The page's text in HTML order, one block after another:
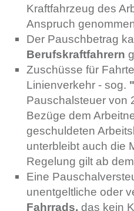
Kraftfahrzeug des
Anspruch
Der Pauschbetrag
Berufskraftfahrern
Zuschüsse für
Linienverkehr - sog.
Pauschalsteuer von
Bezüge dem
geschuldeten
unterbleibt auch die
Regelung gilt ab
Eine
unentgeltliche oder
Fahrrads, das kein